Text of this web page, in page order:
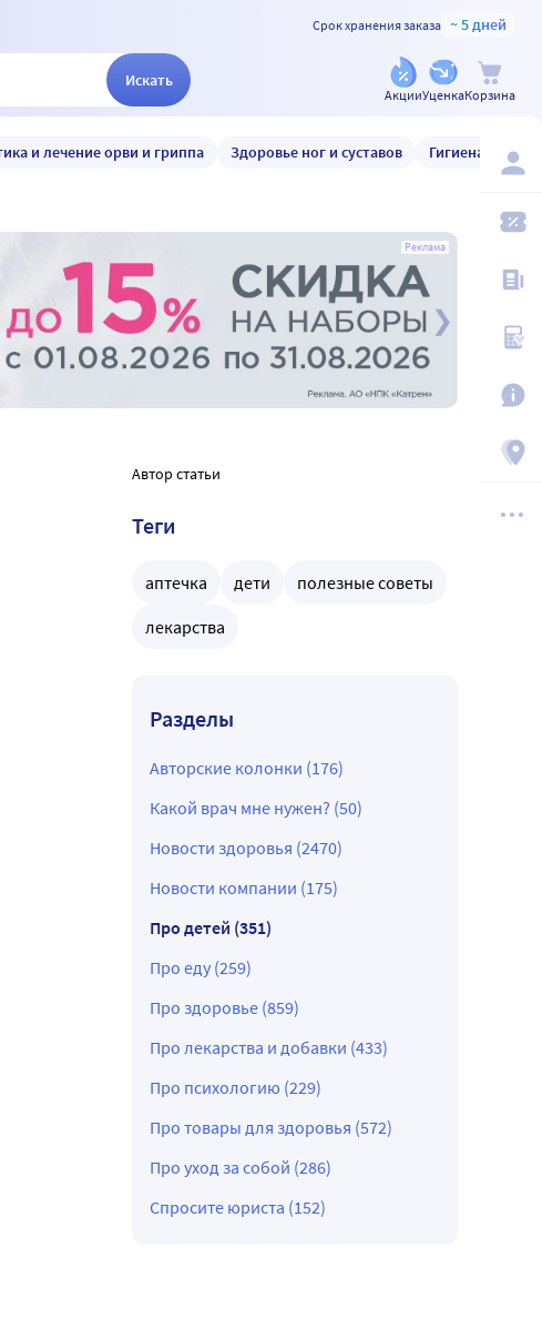
Срок хранения заказа ~ 5 дней
Искать
АкцииУценкаКорзина
и лечение орви и гриппа Здоровье ног и суставов Гигиена и уход
Реклама
Автор статьи
Теги
аптечка дети
полезные советы
лекарства
Разделы
Авторские колонки (176)
Какой врач мне нужен? (50)
Новости здоровья (2470)
Новости компании (175)
Про детей (351)
Про еду (259)
Про здоровье (859)
Про лекарства и добавки (433)
Про психологию (229)
Про товары для здоровья (572)
Про уход за собой (286)
Спросите юриста (152)